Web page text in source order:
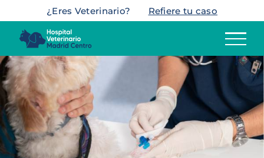
al
contenido
¿Eres Veterinario? Refiere tu caso